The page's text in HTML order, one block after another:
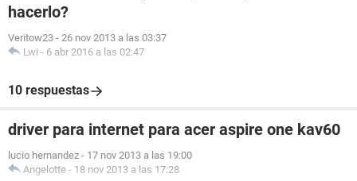
hacerlo?
Veritow23 - 26 nov 2013 a las 03:37
Lwi - 6 abr 2016 a las 02:47
10 respuestas
driver para internet para acer aspire one kav60
lucio hernandez - 17 nov 2013 a las 19:00
Angelotte - 18 nov 2013 a las 17:28